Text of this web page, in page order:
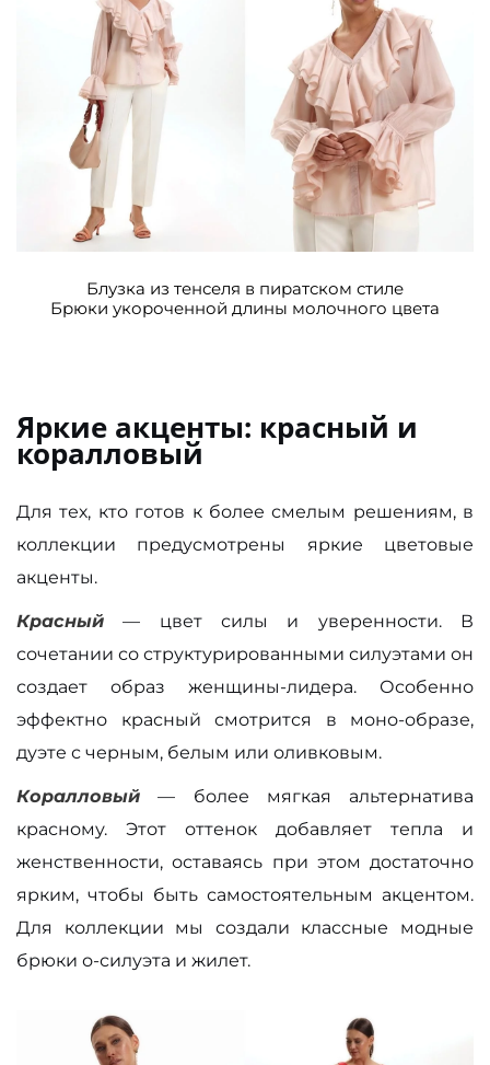
Блузка из тенселя в пиратском стиле
Брюки укороченной длины молочного цвета
Яркие акценты: красный и
коралловый
Для тех, кто готов к более смелым решениям, в
коллекции предусмотрены яркие цветовые
акценты.
Красный — цвет силы и уверенности. В
сочетании со структурированными силуэтами он
создает образ женщины-лидера. Особенно
эффектно красный смотрится в моно-образе,
дуэте с черным, белым или оливковым.
Коралловый — более мягкая альтернатива
красному. Этот оттенок добавляет тепла и
женственности, оставаясь при этом достаточно
ярким, чтобы быть самостоятельным акцентом.
Для коллекции мы создали классные модные
брюки о-силуэта и жилет.